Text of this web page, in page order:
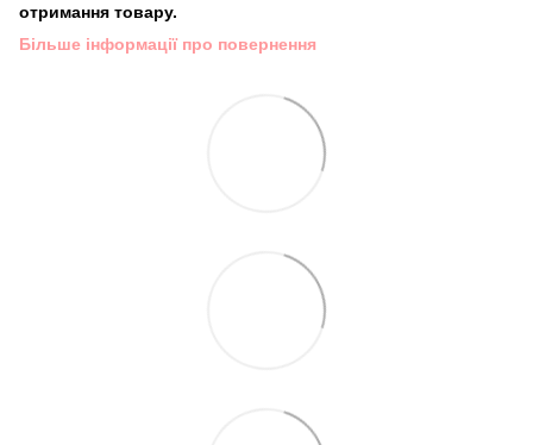
отримання товару.
Більше інформації про повернення